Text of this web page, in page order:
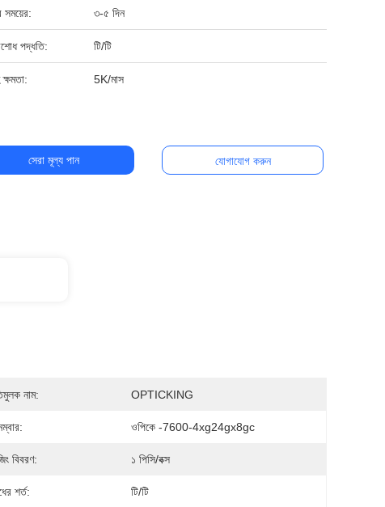
সময়ের: ৩-৫ দিন
পদ্ধতি: টি/টি
5K/মাস
সেরা মূল্য পান যোগাযোগ করুন
নাম: OPTICKING
ওপিকে -7600-4xg24gx8gc
বিবরণ: ১ পিসি/বক্স
শর্ত: টি/টি